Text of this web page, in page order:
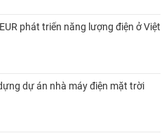
phát triển năng lượng điện ở Việt
dự án nhà máy điện mặt trời